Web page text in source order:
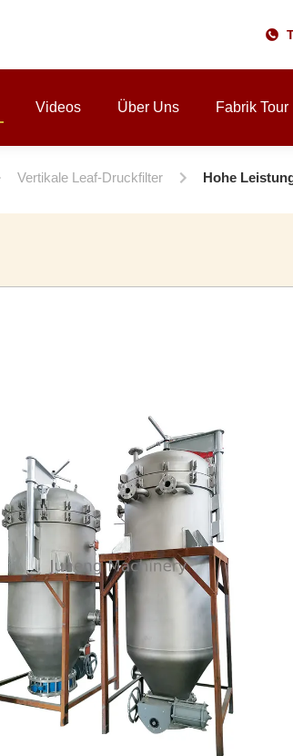
Videos Über Uns Fabrik Tour
Vertikale Leaf-Druckfilter Hohe